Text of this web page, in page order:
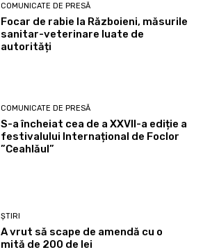
COMUNICATE DE PRESĂ
Focar de rabie la Războieni, măsurile
sanitar-veterinare luate de
autorități
COMUNICATE DE PRESĂ
S-a încheiat cea de a XXVII-a ediție a
festivalului Internațional de Foclor
”Ceahlăul”
ȘTIRI
A vrut să scape de amendă cu o
mită de 200 de lei